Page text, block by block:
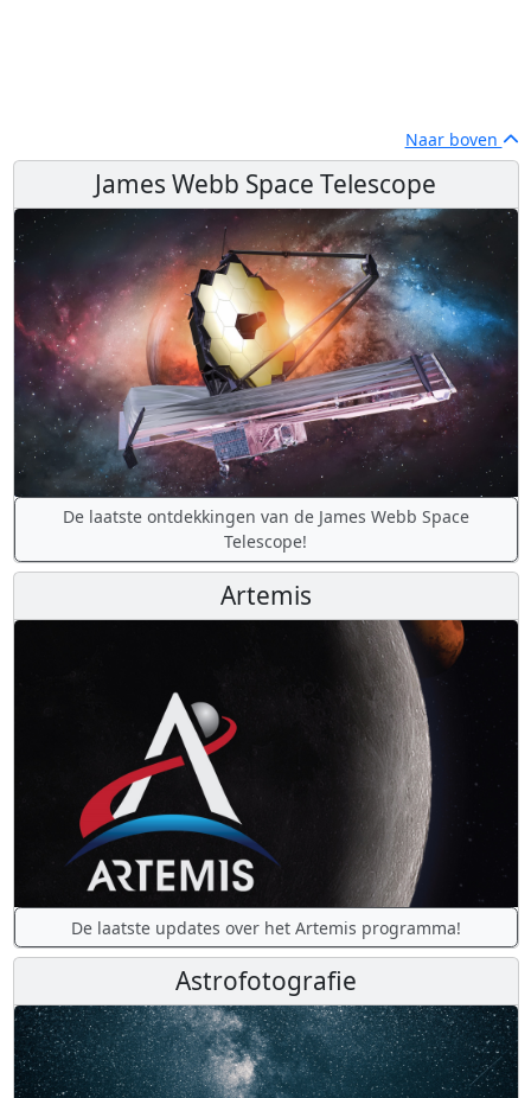
Naar boven
James Webb Space Telescope
De laatste ontdekkingen van de James Webb Space
Telescope!
Artemis
De laatste updates over het Artemis programma!
Astrofotografie